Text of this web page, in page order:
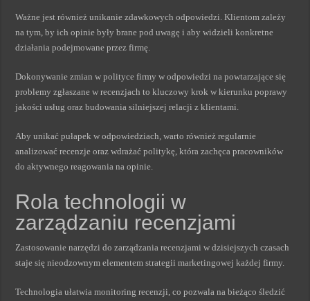
Ważne jest również unikanie zdawkowych odpowiedzi. Klientom zależy
na tym, by ich opinie były brane pod uwagę i aby widzieli konkretne
działania podejmowane przez firmę.
Dokonywanie zmian w polityce firmy w odpowiedzi na powtarzające się
problemy zgłaszane w recenzjach to kluczowy krok w kierunku poprawy
jakości usług oraz budowania silniejszej relacji z klientami.
Aby unikać pułapek w odpowiedziach, warto również regularnie
analizować recenzje oraz wdrażać politykę, która zachęca pracowników
do aktywnego reagowania na opinie.
Rola technologii w
zarządzaniu recenzjami
Zastosowanie narzędzi do zarządzania recenzjami w dzisiejszych czasach
staje się nieodzownym elementem strategii marketingowej każdej firmy.
Technologia ułatwia monitoring recenzji, co pozwala na bieżąco śledzić